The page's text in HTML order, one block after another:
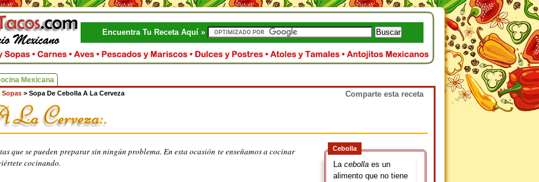
Encuentra Tu Receta Aquí »
Mexicana
Sopas > Sopa De Cebolla A La Cerveza
que se pueden preparar sin ningún problema. En esta ocasión te enseñamos a cocinar
cocinando.
Cebolla
La cebolla es un
alimento que no tiene
Comparte esta receta